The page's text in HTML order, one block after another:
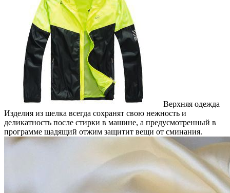
Верхняя одежда
Изделия из шелка всегда сохранят свою нежность и
деликатность после стирки в машине, а предусмотренный в
программе щадящий отжим защитит вещи от сминания.